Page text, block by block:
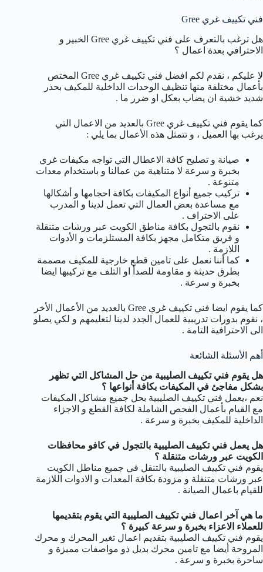
فني تكييف غري Gree
هل ترغب بالتعرف على فني تكييف غري Gree الخبير و
الاحترافي بعدة اعمال ؟
لا عليكم ، نقدم لكم افضل فني تكييف غري Gree المختص
بأعمال مختلفة منها تنظيف الوحدات الداخلية للمكيف بحذر
شديد خشية ان يضاب بعكل او ضرر ما .
كما يقوم فني تكييف غري Gree بالعديد من الاعمال التي
يرغب بها العميل ، و تتمثل هذه الأعمال بما يلي :
صيانة و تصليح كافة الاعطال التي تواجه مكيفات غري
بخبرة و سرعة لا متناهية من عمالنا و باستخدام معدات
متنوعة .
تركيب جميع أنواع المكيفات بكافة احجامها و أشكالها
مع مساعدة بعض العمال التي تعمل لدينا و المدرب
على الاحتراف .
نقوم بالتجول بكافة مناطق الكويت عبر ورشات متنقلة
و فريق متكامل مجهز بكافة المستلزمات و الأدوات
اللازمة .
كما أننا نعمل على تامين قطع خارجية للمكيف مصممة
بطرق حديثة و مقاومة للصدأ او التلف مع تركيبها ايضا
بخبرة و سرعة .
كما يقوم ايضا فني تكييف غري Gree بالعديد من الأعمال الأخر
، نقوم بدورات تدريبية للعمال الجدد لدينا لتعليمهم و لكي يصلو
الى الاحترافية التامة .
أهم الأسئلة الشائعة
هل يقوم فني تكييف الصليبية من حل المشاكل التي تظهر
بشكل مفاجئ في المكيفات بكافة أنواعها ؟
نعم ،يعمل فني تكييف الصليبية بحل جميع مشاكل المكيفات
مع القيام بأعمال الفحص الشاملة لكافة القطع و الاجزاء
الداخلية للمكيف بخبرة و سرعة .
هل يعمل فني تكييف الصليبية بالتجول في كافو محافظات
الكويت عبر ورشات متنقلة ؟
يقوم فني تكييف الصليبية بالتنقل في جميع مناطل الكويت
عبر ورشات متنقلة و مزودة بكافة المعدات و الادوات اللازمة
للقيام باعمال الصيانة .
ما هي آخر اعمال فني تكييف الصليبية التي يقوم بتقديمها
للعملاء الاعزاء بخبرة و سرعة كبيرة ؟
يقوم فني تكييف الصليبية بتقديم اعمال تغير المحرك و محرك
المروحة أيضا مع تامين محرك بديل ذو مواصفات مميزة و
ساحرة بخبرة و سرعة .